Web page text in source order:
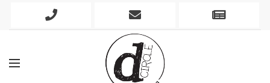
Phone
Mobile